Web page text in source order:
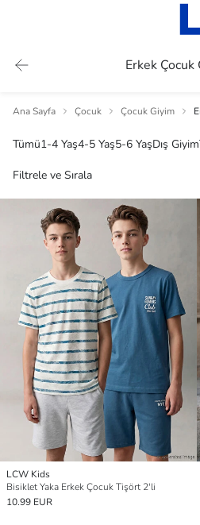
Erkek Çocuk
Ana Sayfa Çocuk Çocuk Giyim
Tümü1-4 Yaş4-5 Yaş5-6 YaşDış Giyim
Filtrele ve Sırala
LCW Kids
Bisiklet Yaka Erkek Çocuk Tişört 2'li
10.99 EUR